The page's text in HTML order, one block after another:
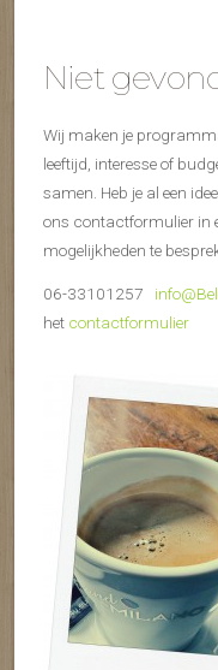
Niet
Wij maken je
leeftijd, interesse of
samen. Heb je al een
ons contactformulier in
mogelijkheden te
06-33101257
het contactformulier